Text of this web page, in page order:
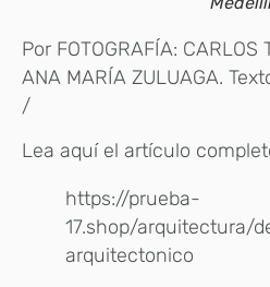
Por FOTOGRAFÍA: CARLOS
ANA MARÍA ZULUAGA.
/
Lea aquí el artículo
https://prueba-
17.shop/arquitectura/
arquitectonico